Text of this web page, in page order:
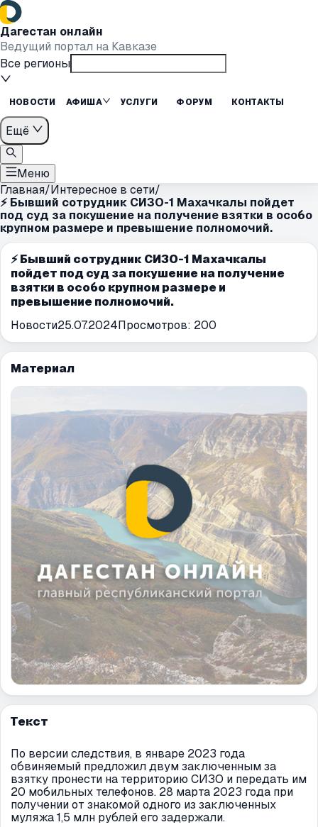
Дагестан онлайн
Ведущий портал на Кавказе
Все регионы
НОВОСТИ АФИША УСЛУГИ ФОРУМ КОНТАКТЫ
Ещё
Меню
Главная/Интересное в сети/
⚡️ Бывший сотрудник СИЗО-1 Махачкалы пойдет
под суд за покушение на получение взятки в особо
крупном размере и превышение полномочий.
⚡️ Бывший сотрудник СИЗО-1 Махачкалы
пойдет под суд за покушение на получение
взятки в особо крупном размере и
превышение полномочий.
Новости25.07.2024Просмотров: 200
Материал
Текст
По версии следствия, в январе 2023 года
обвиняемый предложил двум заключенным за
взятку пронести на территорию СИЗО и передать им
20 мобильных телефонов. 28 марта 2023 года при
получении от знакомой одного из заключенных
муляжа 1,5 млн рублей его задержали.